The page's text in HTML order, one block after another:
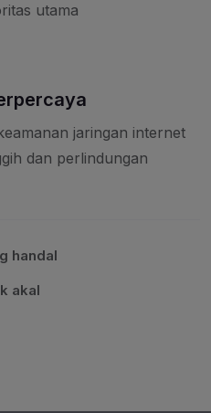
utama
jaringan internet
dan perlindungan
handal
akal